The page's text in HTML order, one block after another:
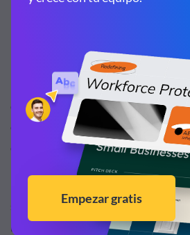
Puedes salirte con la tuya al crear
durante una presentación en
entender la comprensión de tu
expresiones o lenguaje corporal.
Los momentos en que pararías
son sobrevistos como un error de
línea al confundir el silencio por